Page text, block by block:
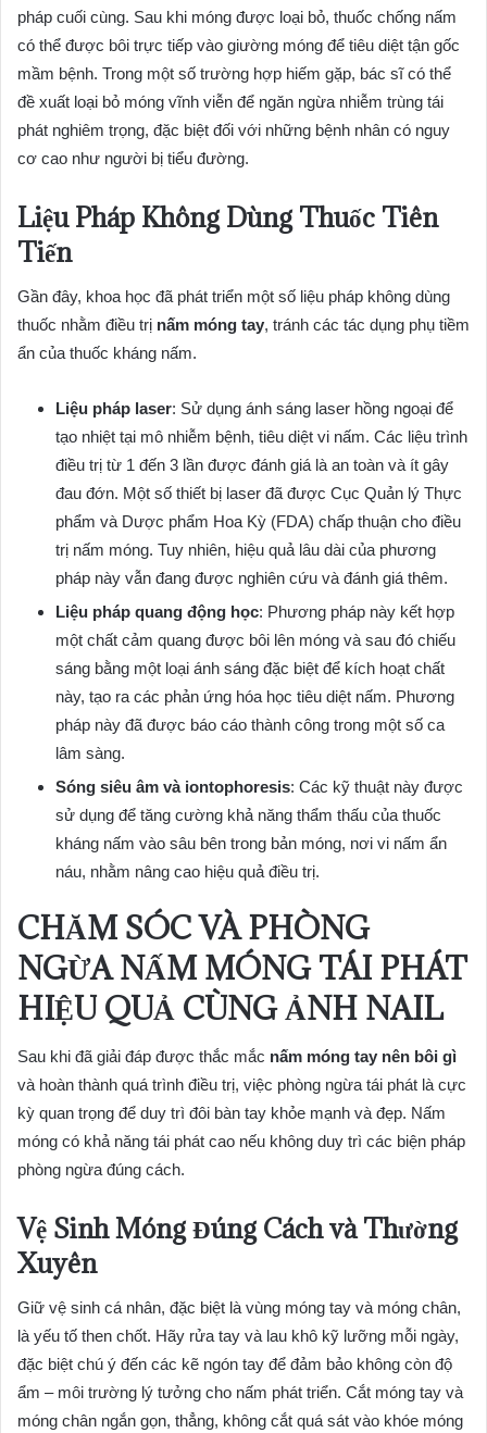
pháp cuối cùng. Sau khi móng được loại bỏ, thuốc chống nấm
có thể được bôi trực tiếp vào giường móng để tiêu diệt tận gốc
mầm bệnh. Trong một số trường hợp hiếm gặp, bác sĩ có thể
đề xuất loại bỏ móng vĩnh viễn để ngăn ngừa nhiễm trùng tái
phát nghiêm trọng, đặc biệt đối với những bệnh nhân có nguy
cơ cao như người bị tiểu đường.
Liệu Pháp Không Dùng Thuốc Tiên
Tiến
Gần đây, khoa học đã phát triển một số liệu pháp không dùng
thuốc nhằm điều trị nấm móng tay, tránh các tác dụng phụ tiềm
ẩn của thuốc kháng nấm.
Liệu pháp laser: Sử dụng ánh sáng laser hồng ngoại để
tạo nhiệt tại mô nhiễm bệnh, tiêu diệt vi nấm. Các liệu trình
điều trị từ 1 đến 3 lần được đánh giá là an toàn và ít gây
đau đớn. Một số thiết bị laser đã được Cục Quản lý Thực
phẩm và Dược phẩm Hoa Kỳ (FDA) chấp thuận cho điều
trị nấm móng. Tuy nhiên, hiệu quả lâu dài của phương
pháp này vẫn đang được nghiên cứu và đánh giá thêm.
Liệu pháp quang động học: Phương pháp này kết hợp
một chất cảm quang được bôi lên móng và sau đó chiếu
sáng bằng một loại ánh sáng đặc biệt để kích hoạt chất
này, tạo ra các phản ứng hóa học tiêu diệt nấm. Phương
pháp này đã được báo cáo thành công trong một số ca
lâm sàng.
Sóng siêu âm và iontophoresis: Các kỹ thuật này được
sử dụng để tăng cường khả năng thẩm thấu của thuốc
kháng nấm vào sâu bên trong bản móng, nơi vi nấm ẩn
náu, nhằm nâng cao hiệu quả điều trị.
CHĂM SÓC VÀ PHÒNG
NGỪA NẤM MÓNG TÁI PHÁT
HIỆU QUẢ CÙNG ẢNH NAIL
Sau khi đã giải đáp được thắc mắc nấm móng tay nên bôi gì
và hoàn thành quá trình điều trị, việc phòng ngừa tái phát là cực
kỳ quan trọng để duy trì đôi bàn tay khỏe mạnh và đẹp. Nấm
móng có khả năng tái phát cao nếu không duy trì các biện pháp
phòng ngừa đúng cách.
Vệ Sinh Móng Đúng Cách và Thường
Xuyên
Giữ vệ sinh cá nhân, đặc biệt là vùng móng tay và móng chân,
là yếu tố then chốt. Hãy rửa tay và lau khô kỹ lưỡng mỗi ngày,
đặc biệt chú ý đến các kẽ ngón tay để đảm bảo không còn độ
ẩm – môi trường lý tưởng cho nấm phát triển. Cắt móng tay và
móng chân ngắn gọn, thẳng, không cắt quá sát vào khóe móng